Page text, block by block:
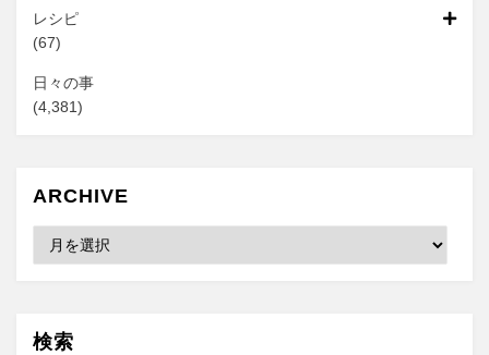
レシピ
(67)
日々の事
(4,381)
ARCHIVE
Archive
検索